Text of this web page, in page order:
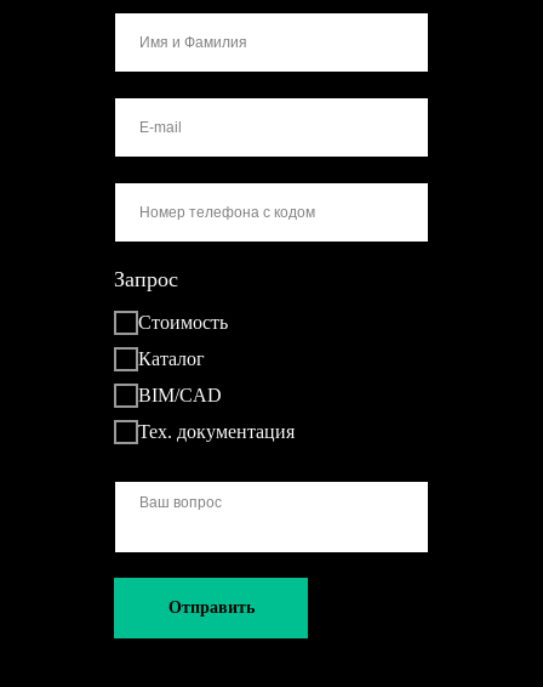
Запрос
Стоимость
Каталог
BIM/CAD
Тех. документация
Отправить